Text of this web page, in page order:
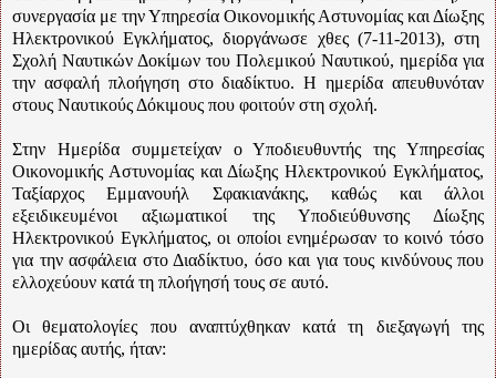
συνεργασία με την Υπηρεσία Οικονομικής Αστυνομίας και Δίωξης
Ηλεκτρονικού Εγκλήματος, διοργάνωσε χθες (7-11-2013), στη
Σχολή Ναυτικών Δοκίμων του Πολεμικού Ναυτικού, ημερίδα για
την ασφαλή πλοήγηση στο διαδίκτυο. Η ημερίδα απευθυνόταν
στους Ναυτικούς Δόκιμους που φοιτούν στη σχολή.
Στην Ημερίδα συμμετείχαν ο Υποδιευθυντής της Υπηρεσίας
Οικονομικής Αστυνομίας και Δίωξης Ηλεκτρονικού Εγκλήματος,
Ταξίαρχος Εμμανουήλ Σφακιανάκης, καθώς και άλλοι
εξειδικευμένοι αξιωματικοί της Υποδιεύθυνσης Δίωξης
Ηλεκτρονικού Εγκλήματος, οι οποίοι ενημέρωσαν το κοινό τόσο
για την ασφάλεια στο Διαδίκτυο, όσο και για τους κινδύνους που
ελλοχεύουν κατά τη πλοήγησή τους σε αυτό.
Οι θεματολογίες που αναπτύχθηκαν κατά τη διεξαγωγή της
ημερίδας αυτής, ήταν: